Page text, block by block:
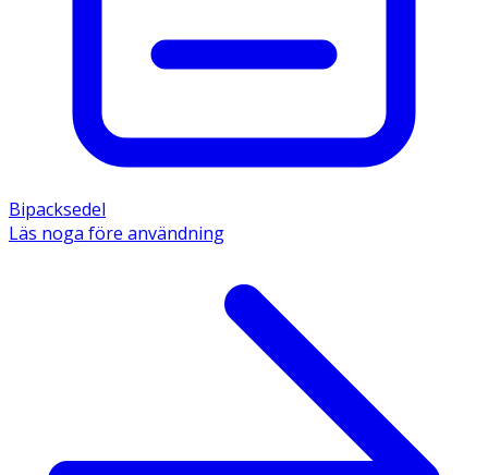
Bipacksedel
Läs noga före användning